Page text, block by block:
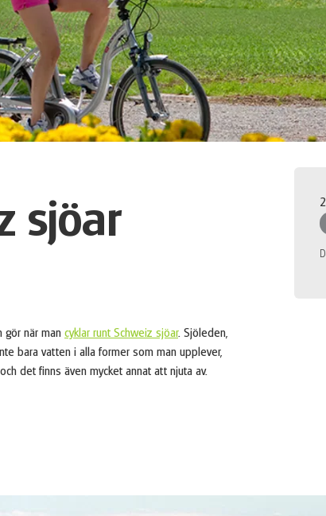
sjöar
gör när mancyklar runt Schweiz sjöar. Sjöleden,
bara vatten i alla former som man upplever,
det finns även mycket annat att njuta av.